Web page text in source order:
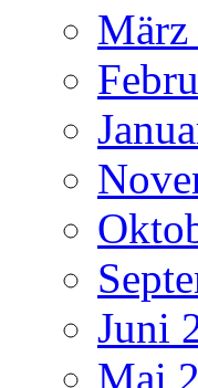
März
Juni
Mai